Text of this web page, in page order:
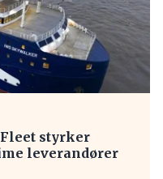
styrker
leverandører